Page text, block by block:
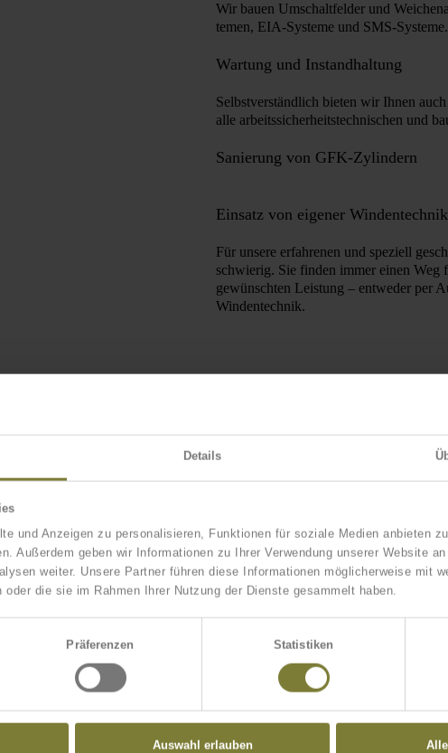
Details
und Anzeigen zu personalisieren, Funktionen für soziale Medien anbieten
Außerdem geben wir Informationen zu Ihrer Verwendung unserer Website
weiter. Unsere Partner führen diese Informationen möglicherweise mit
die sie im Rahmen Ihrer Nutzung der Dienste gesammelt haben.
Präferenzen Statistiken
Auswahl erlauben
Wir bauen Umschaltfelder und
temen, EIA-Systeme und SMS-Systeme.
Wartung und Instandhaltung
Selbstverständlich bieten wir Ihnen
alle arbeits­sicher­heits­tech­nisch­en und
Sanierung von GFK-Zylindern
Einsatz von eigener
Für unsere erfahrenen und speziell
schwierig. Sie finden immer einen Weg
gewünschten Leistung – entweder per
Windentechnik.
LINZ, ÖSTERREICH
Austausch GFK-Zylinder